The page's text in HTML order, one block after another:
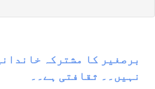
برصغیر کا مشترکہ
نہیں۔۔ ثقافتی ہے۔۔